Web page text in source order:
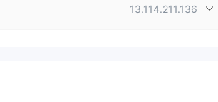
13.114.211.136